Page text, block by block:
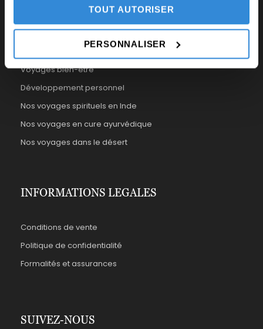
TOUT AUTORISER
PERSONNALISER
Voyages spirituels
Voyages initiatiques
Voyages intérieurs de méditation
Voyages bien-être
Développement personnel
Nos voyages spirituels en Inde
Nos voyages en cure ayurvédique
Nos voyages dans le désert
INFORMATIONS LEGALES
Conditions de vente
Politique de confidentialité
Formalités et assurances
SUIVEZ-NOUS